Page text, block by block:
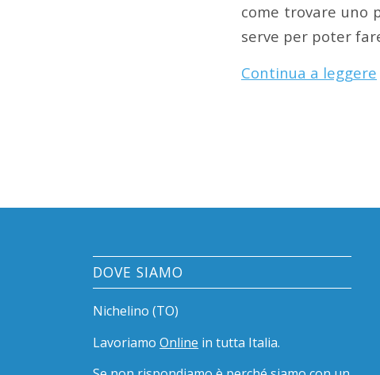
come trovare uno
serve per poter
Continua a leggere
DOVE SIAMO
Nichelino (TO)
LavoriamoOnline in tutta Italia.